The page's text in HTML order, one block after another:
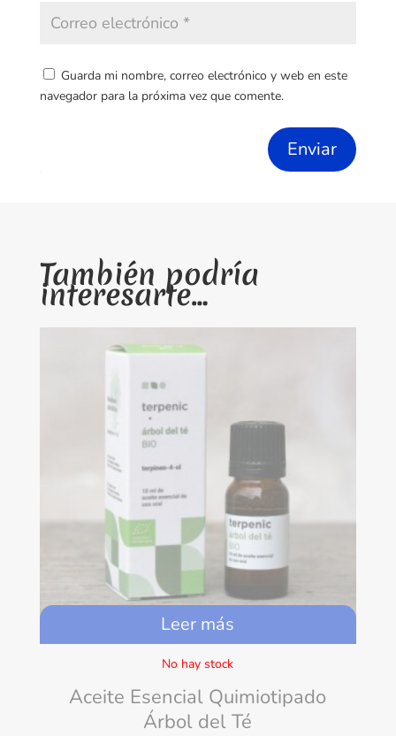
Guarda mi nombre, correo electrónico y web en este
navegador para la próxima vez que comente.
Enviar
También podría
interesarte…
Leer más
No hay stock
Aceite Esencial Quimiotipado
Árbol del Té